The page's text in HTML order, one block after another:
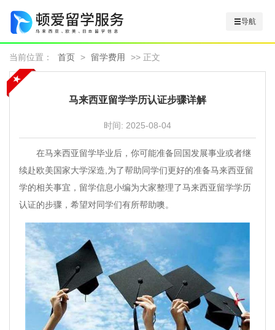
导航
当前位置： 首页 > 留学费用 >> 正文
马来西亚留学学历认证步骤详解
时间: 2025-08-04
在马来西亚留学毕业后，你可能准备回国发展事业或者继
续赴欧美国家大学深造,为了帮助同学们更好的准备马来西亚留
学的相关事宜，留学信息小编为大家整理了马来西亚留学学历
认证的步骤，希望对同学们有所帮助噢。